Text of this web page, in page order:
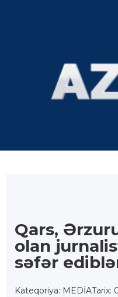
Qars,
olan
səfər
Kateqoriya: MEDİATarix: